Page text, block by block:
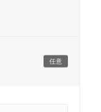
任意